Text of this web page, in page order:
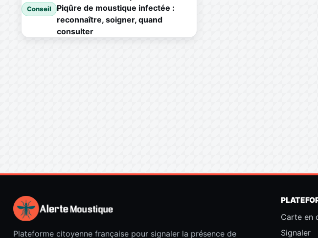
Conseil
Piqûre de moustique infectée :
reconnaître, soigner, quand
consulter
Plateforme citoyenne française pour signaler la présence de
Carte en
Signaler